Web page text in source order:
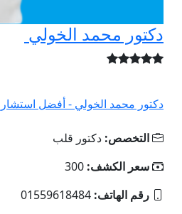
دكتور محمد الخولي
دكتور محمد الخولي - أفضل
التخصص: دكتور قلب
سعر الكشف: 300
رقم الهاتف: 01559618484